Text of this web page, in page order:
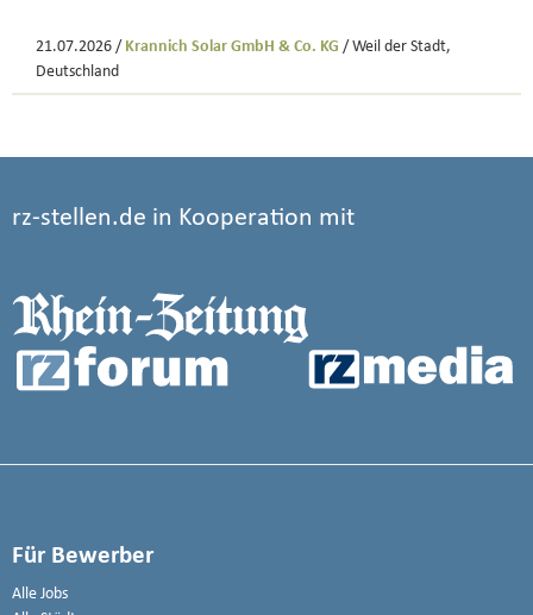
21.07.2026 / Krannich Solar GmbH & Co. KG / Weil der Stadt,
Deutschland
rz-stellen.de in Kooperation mit
Für Bewerber
Alle Jobs